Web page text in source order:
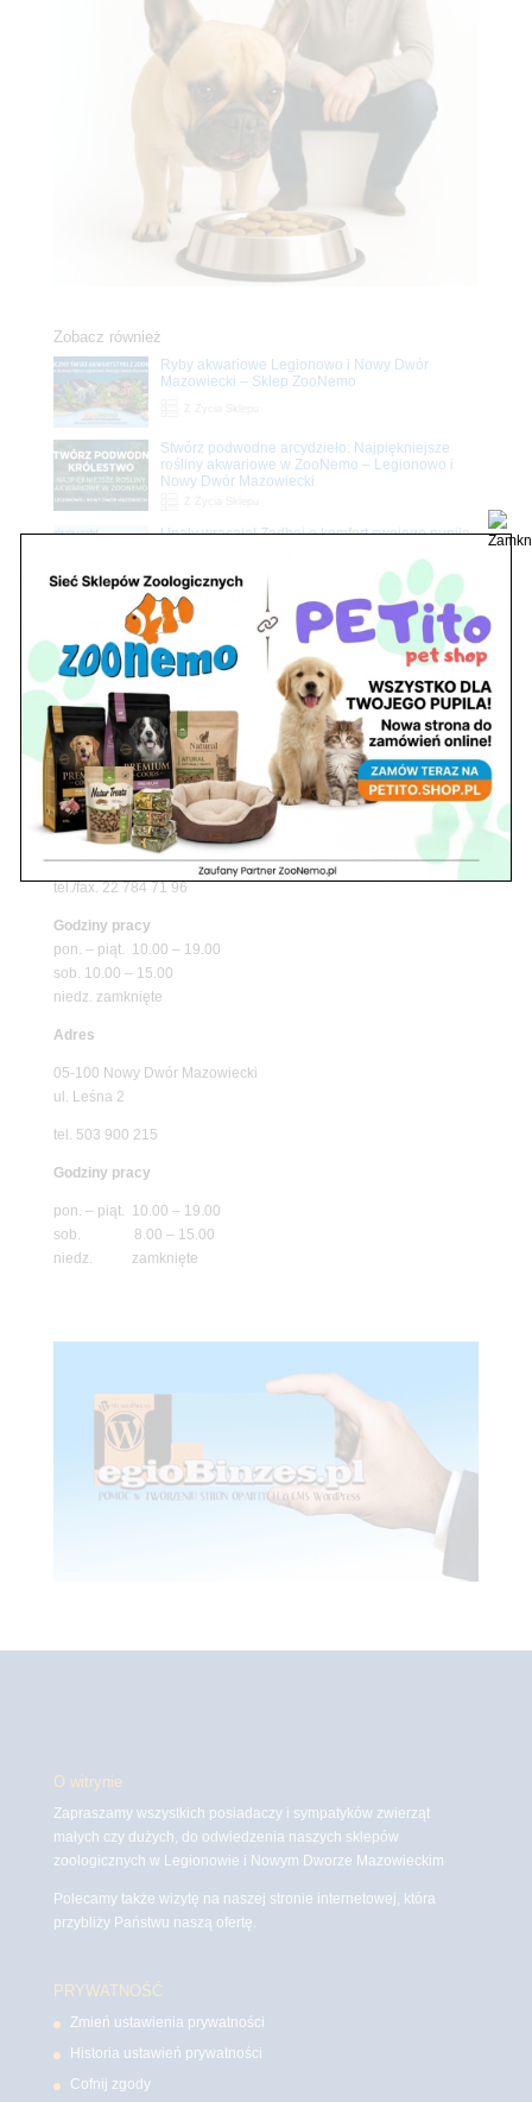
Zobacz również
Ryby akwariowe Legionowo i Nowy Dwór
Mazowiecki – Sklep ZooNemo
Stwórz podwodne arcydzieło: Najpiękniejsze
rośliny akwariowe w ZooNemo – Legionowo i
Nowy Dwór Mazowiecki
Promocje
Upały wracają! Zadbaj o komfort swojego pupila
Z Życia Sklepu
Petito Pet Shop – Internetowy Sklep Zoologiczny
Online! Wszystko Dla Twojego Pupila | ZooNemo
Znajdź nas
Adres
05-120 Legionowo
ul. Piłsudskiego 31,
pawilon 134
tel./fax. 22 784 71 96
Godziny pracy
pon. – piąt. 10.00 – 19.00
sob. 10.00 – 15.00
niedz. zamknięte
Adres
05-100 Nowy Dwór Mazowiecki
ul. Leśna 2
tel. 503 900 215
Godziny pracy
pon. – piąt. 10.00 – 19.00
sob. 8.00 – 15.00
niedz. zamknięte
O witrynie
Zapraszamy wszystkich posiadaczy i sympatyków zwierząt
małych czy dużych, do odwiedzenia naszych sklepów
zoologicznych w Legionowie i Nowym Dworze Mazowieckim
Polecamy także wizytę na naszej stronie internetowej, która
przybliży Państwu naszą ofertę.
PRYWATNOŚĆ
Zmień ustawienia prywatności
Historia ustawień prywatności
Cofnij zgody